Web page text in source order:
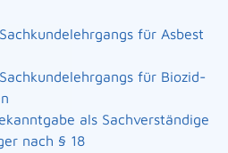
für Asbest
für Biozid-
als Sachverständige
nach § 18